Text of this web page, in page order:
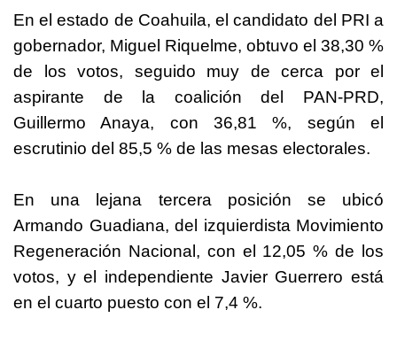
En el estado de Coahuila, el candidato del PRI a
gobernador, Miguel Riquelme, obtuvo el 38,30 %
de los votos, seguido muy de cerca por el
aspirante de la coalición del PAN-PRD,
Guillermo Anaya, con 36,81 %, según el
escrutinio del 85,5 % de las mesas electorales.
En una lejana tercera posición se ubicó
Armando Guadiana, del izquierdista Movimiento
Regeneración Nacional, con el 12,05 % de los
votos, y el independiente Javier Guerrero está
en el cuarto puesto con el 7,4 %.